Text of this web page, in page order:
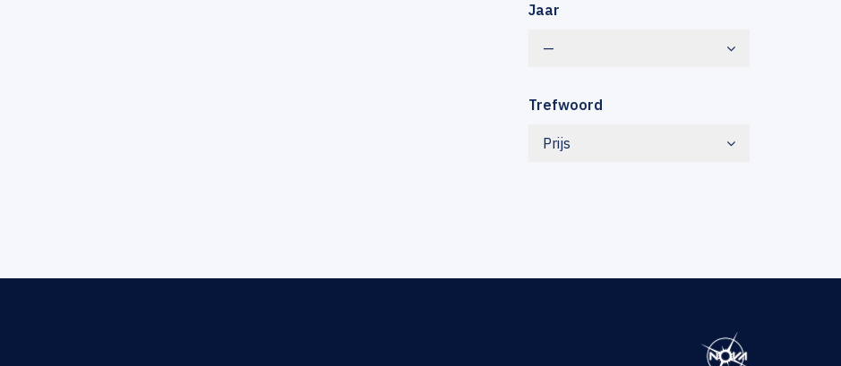
Jaar
—
Trefwoord
Prijs